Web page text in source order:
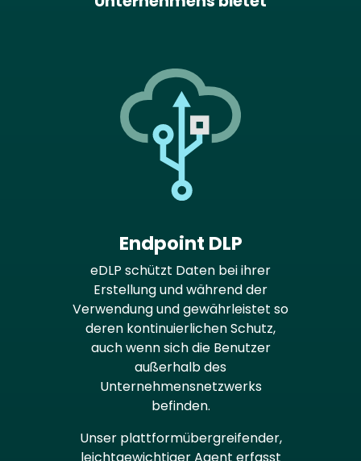
Endpoint DLP
eDLP schützt Daten bei ihrer
Erstellung und während der
Verwendung und gewährleistet so
deren kontinuierlichen Schutz,
auch wenn sich die Benutzer
außerhalb des
Unternehmensnetzwerks
befinden.
Unser plattformübergreifender,